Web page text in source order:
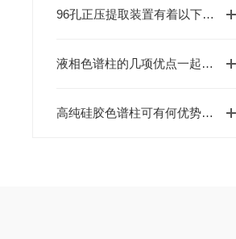
96孔正压提取装置有着以下几大技术特点
液相色谱柱的几项优点一起了解下
高纯硅胶色谱柱可有何优势呢？